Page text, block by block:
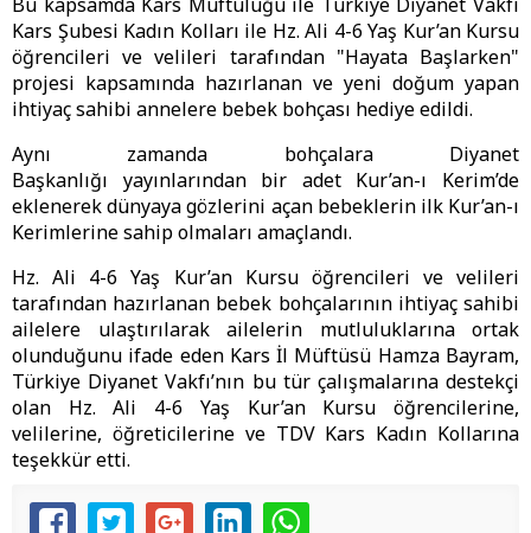
Kars Şubesi Kadın Kolları ile Hz. Ali 4-6 Yaş Kur’an Kursu
öğrencileri ve velileri tarafından "Hayata Başlarken"
projesi kapsamında hazırlanan ve yeni doğum yapan
ihtiyaç sahibi annelere bebek bohçası hediye edildi.
Aynı zamanda bohçalara Diyanet
Başkanlığı yayınlarından bir adet Kur’an-ı Kerim’de
eklenerek dünyaya gözlerini açan bebeklerin ilk Kur’an-ı
Kerimlerine sahip olmaları amaçlandı.
Hz. Ali 4-6 Yaş Kur’an Kursu öğrencileri ve velileri
tarafından hazırlanan bebek bohçalarının ihtiyaç sahibi
ailelere ulaştırılarak ailelerin mutluluklarına ortak
olunduğunu ifade eden Kars İl Müftüsü Hamza Bayram,
Türkiye Diyanet Vakfı’nın bu tür çalışmalarına destekçi
olan Hz. Ali 4-6 Yaş Kur’an Kursu öğrencilerine,
velilerine, öğreticilerine ve TDV Kars Kadın Kollarına
teşekkür etti.